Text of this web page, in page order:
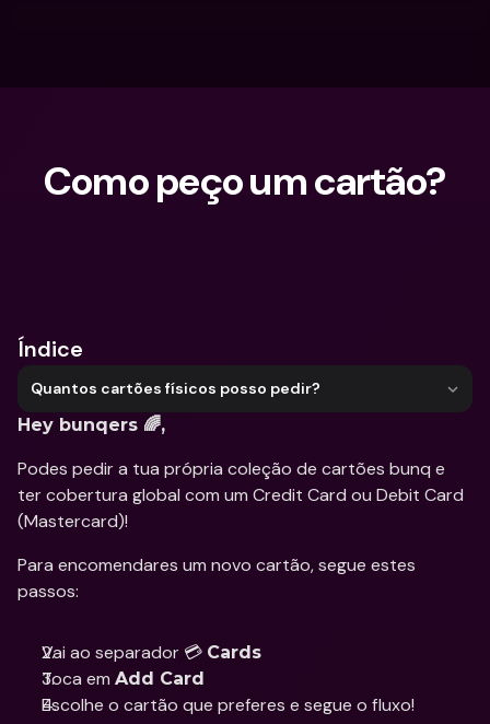
Como peço um cartão?
Índice
Quantos cartões físicos posso pedir?
Hey bunqers 🌈,
Podes pedir a tua própria coleção de cartões bunq e
ter cobertura global com um Credit Card ou Debit Card
(Mastercard)!
Para encomendares um novo cartão, segue estes
passos:
Vai ao separador 💳 Cards
Toca em Add Card
Escolhe o cartão que preferes e segue o fluxo!